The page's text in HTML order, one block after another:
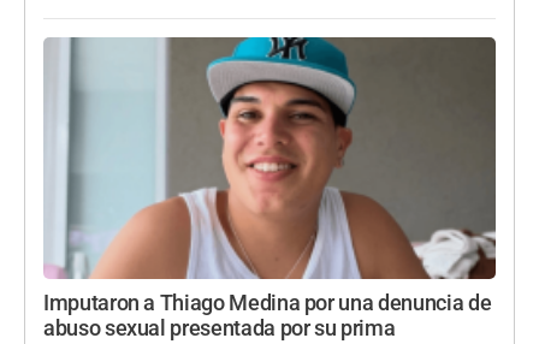
Imputaron a Thiago Medina por una denuncia de
abuso sexual presentada por su prima